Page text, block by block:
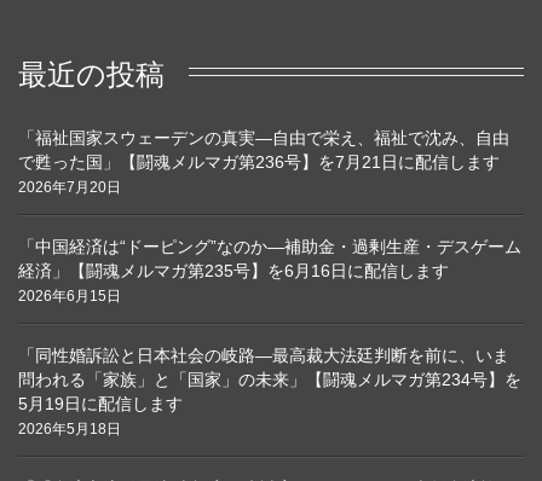
最近の投稿
「福祉国家スウェーデンの真実―自由で栄え、福祉で沈み、自由
で甦った国」【闘魂メルマガ第236号】を7月21日に配信します
2026年7月20日
「中国経済は“ドーピング”なのか―補助金・過剰生産・デスゲーム
経済」【闘魂メルマガ第235号】を6月16日に配信します
2026年6月15日
「同性婚訴訟と日本社会の岐路―最高裁大法廷判断を前に、いま
問われる「家族」と「国家」の未来」【闘魂メルマガ第234号】を
5月19日に配信します
2026年5月18日